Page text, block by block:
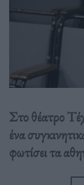
Στο θέατρο
ένα
φωτίσει τα